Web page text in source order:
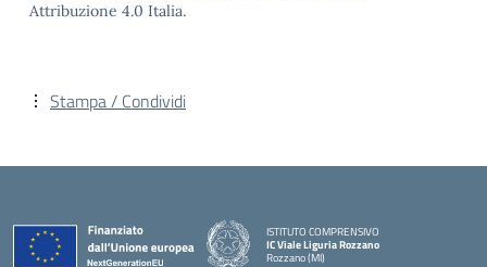
Attribuzione 4.0 Italia.
Stampa / Condividi
ISTITUTO COMPRENSIVO
IC Viale Liguria Rozzano
Rozzano (MI)